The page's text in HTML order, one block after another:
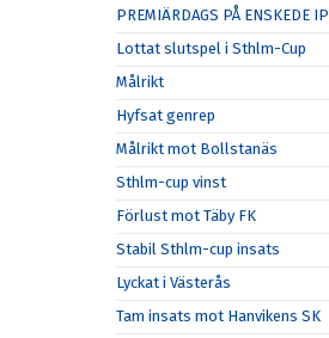
PREMIÄRDAGS PÅ ENSKEDE IP
Lottat slutspel i Sthlm-Cup
Målrikt
Hyfsat genrep
Målrikt mot Bollstanäs
Sthlm-cup vinst
Förlust mot Täby FK
Stabil Sthlm-cup insats
Lyckat i Västerås
Tam insats mot Hanvikens SK